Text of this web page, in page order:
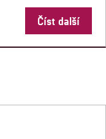
Číst další